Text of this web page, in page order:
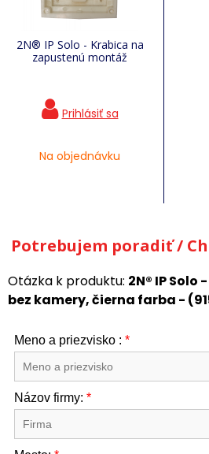
2N® IP Solo - Krabica na
zapustenú montáž
Na objednávku
Potrebujem poradiť /
Otázka k produktu: 2N® IP
bez kamery, čierna farba -